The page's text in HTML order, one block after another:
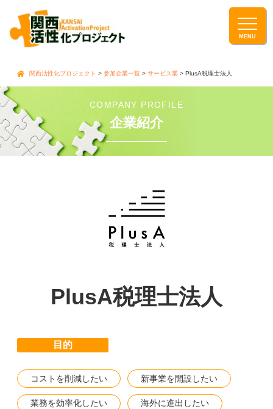
関西活性化プロジェクト > 参加企業一覧 > サービス業 > PlusA税理士法人
COMPANY PROFILE
企業紹介
PlusA税理士法人
目的
コストを削減したい 新事業を開設したい
業務を効率化したい 海外に進出したい